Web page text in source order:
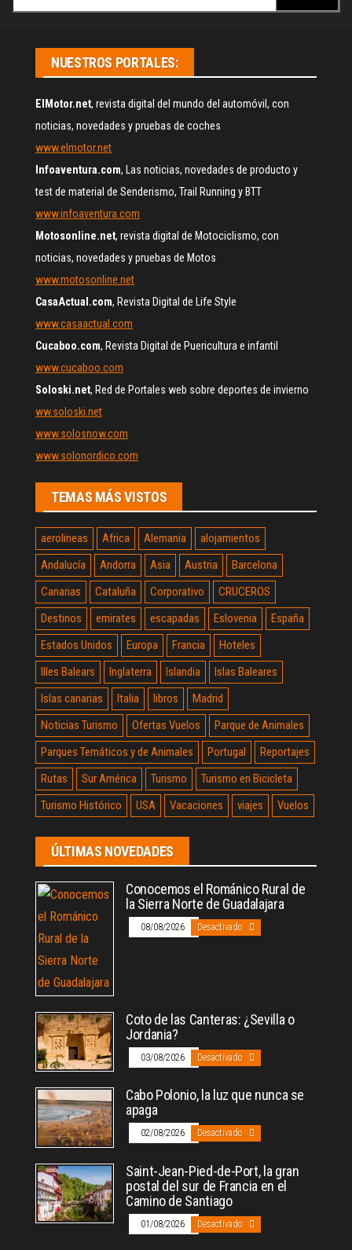
NUESTROS PORTALES:
ElMotor.net, revista digital del mundo del automóvil, con
noticias, novedades y pruebas de coches
www.elmotor.net
Infoaventura.com, Las noticias, novedades de producto y
test de material de Senderismo, Trail Running y BTT
www.infoaventura.com
Motosonline.net, revista digital de Motociclismo, con
noticias, novedades y pruebas de Motos
www.motosonline.net
CasaActual.com, Revista Digital de Life Style
www.casaactual.com
Cucaboo.com, Revista Digital de Puericultura e infantil
www.cucaboo.com
Soloski.net, Red de Portales web sobre deportes de invierno
ww.soloski.net
www.solosnow.com
www.solonordico.com
TEMAS MÁS VISTOS
aerolineas Africa Alemania
alojamientos
Andalucía
Andorra Asia Austria
Barcelona
Canarias
Cataluña Corporativo
CRUCEROS
Destinos
emirates escapadas Eslovenia
España
Estados Unidos
Europa Francia
Hoteles
Illes Balears
Inglaterra Islandia
Islas Baleares
Islas canarias
Italia libros
Madrid
Noticias Turismo
Ofertas Vuelos
Parque de Animales
Parques Temáticos y de Animales
Portugal
Reportajes
Rutas
Sur América Turismo
Turismo en Bicicleta
Turismo Histórico
USA Vacaciones viajes Vuelos
ÚLTIMAS NOVEDADES
Conocemos el Románico Rural de
la Sierra Norte de Guadalajara
08/08/2026 Desactivado
Coto de las Canteras: ¿Sevilla o
Jordania?
03/08/2026 Desactivado
Cabo Polonio, la luz que nunca se
apaga
02/08/2026 Desactivado
Saint-Jean-Pied-de-Port, la gran
postal del sur de Francia en el
Camino de Santiago
01/08/2026 Desactivado